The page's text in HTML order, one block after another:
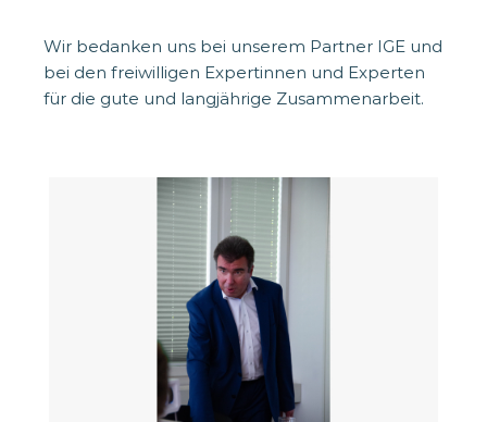
Wir bedanken uns bei unserem Partner IGE und
bei den freiwilligen Expertinnen und Experten
für die gute und langjährige Zusammenarbeit.